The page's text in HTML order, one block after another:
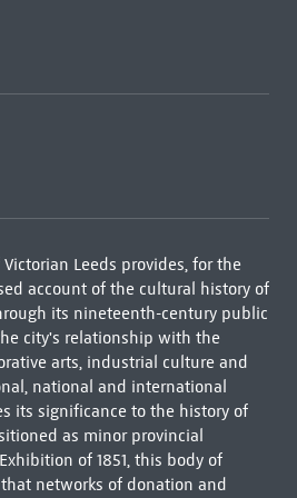
Leeds provides, for the
account of the cultural history of
its nineteenth-century public
city's relationship with the
arts, industrial culture and
national and international
its significance to the history of
as minor provincial
of 1851, this body of
networks of donation and